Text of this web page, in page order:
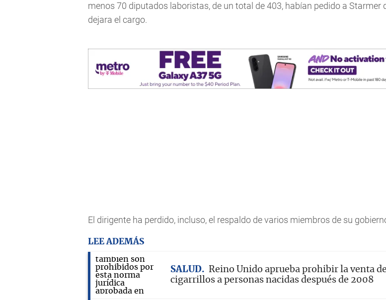
menos 70 diputados laboristas, de un total de 403, habían pedido a Starmer
dejara el cargo.
El dirigente ha perdido, incluso, el respaldo de varios miembros de su
LEE ADEMÁS
SALUD
Reino Unido aprueba prohibir la venta de
cigarrillos a personas nacidas después de 2008